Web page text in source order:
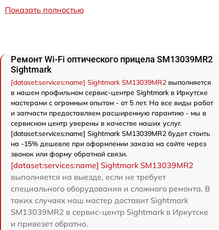
Показать полностью
Ремонт Wi-Fi оптического прицела SM13039MR2
Sightmark
[dataset:services:name] Sightmark SM13039MR2 выполняется
в нашем профильном сервис-центре Sightmark в Иркутске
мастерами с огромным опытом - от 5 лет. На все виды работ
и запчасти предоставляем расширенную гарантию - мы в
сервисном центр уверены в качестве наших услуг.
[dataset:services:name] Sightmark SM13039MR2 будет стоить
на -15% дешевле при оформлении заказа на сайте через
звонок или форму обратной связи.
[dataset:services:name] Sightmark SM13039MR2
выполняется на выезде, если не требует
специального оборудования и сложного ремонта. В
таких случаях наш мастер доставит Sightmark
SM13039MR2 в сервис-центр Sightmark в Иркутске
и привезет обратно.